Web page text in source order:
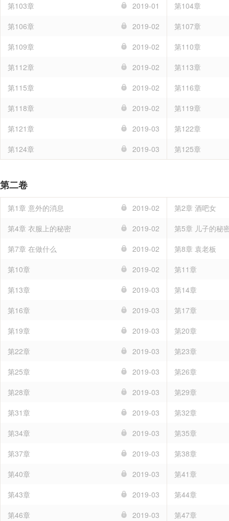
第103章
2019-01
第104章
第106章
2019-02
第107章
第109章
2019-02
第110章
第112章
2019-02
第113章
第115章
2019-02
第116章
第118章
2019-02
第119章
第121章
2019-03
第122章
第124章
2019-03 第125章
第二卷
第1章 意外的消息 2019-02
第2章 酒吧女
第4章 衣服上的秘密
2019-02
第5章 儿子的秘
第7章 在做什么
2019-02
第8章 袁老板
第10章
2019-02
第11章
第13章
2019-03
第14章
第16章
2019-03
第17章
第19章
2019-03
第20章
第22章
2019-03
第23章
第25章
2019-03
第26章
第28章
2019-03
第29章
第31章
2019-03
第32章
第34章
2019-03
第35章
第37章
2019-03
第38章
第40章
2019-03
第41章
第43章
2019-03
第44章
第46章
2019-03
第47章